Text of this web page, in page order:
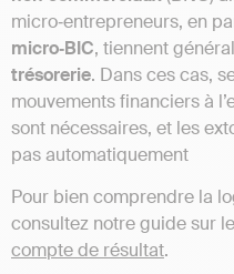
micro‑entrepreneurs, en
micro‑BIC, tiennent
trésorerie. Dans ces cas,
mouvements financiers à
sont nécessaires, et les
pas automatiquement
Pour bien comprendre la
consultez notre guide sur
compte de résultat.